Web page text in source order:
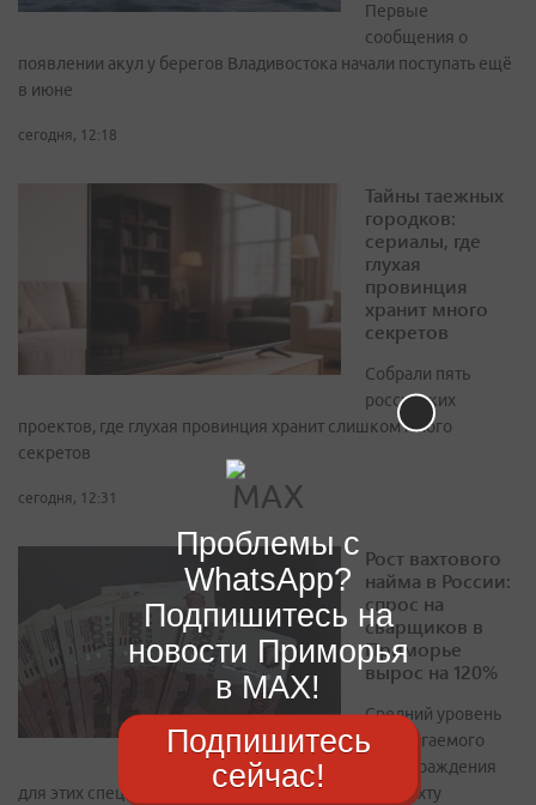
Первые
сообщения о
появлении акул у берегов Владивостока начали поступать ещё
в июне
сегодня, 12:18
Тайны таежных
городков:
сериалы, где
глухая
провинция
хранит много
секретов
Собрали пять
российских
проектов, где глухая провинция хранит слишком много
секретов
сегодня, 12:31
Рост вахтового
найма в России:
спрос на
сварщиков в
Приморье
вырос на 120%
Средний уровень
предлагаемого
вознаграждения
для этих специалистов достиг 189 847 рублей за вахту
Проблемы с
WhatsApp?
Подпишитесь на
новости Приморья
в MAX!
Подпишитесь
сейчас!